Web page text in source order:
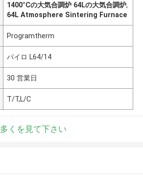
1400°Cの大気合調炉 64Lの大気合調炉,
64L Atmosphere Sintering Furnace
Programtherm
パイロ L64/14
30 営業日
T/T,L/C
多くを見て下さい